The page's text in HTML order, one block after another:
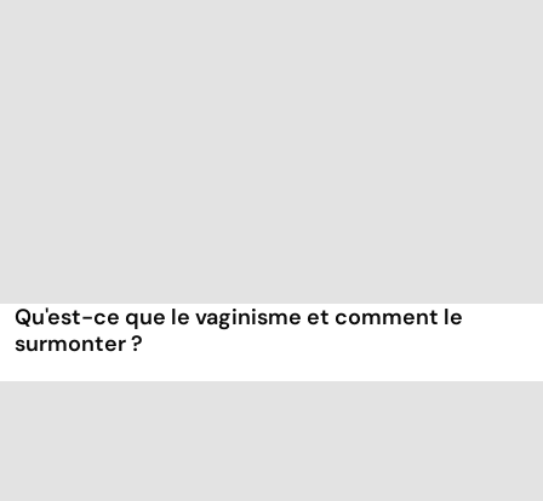
Qu'est-ce que le vaginisme et comment le
surmonter ?